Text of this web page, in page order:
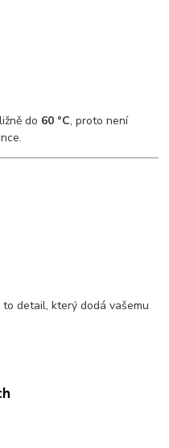
do 60 °C, proto není
detail, který dodá vašemu